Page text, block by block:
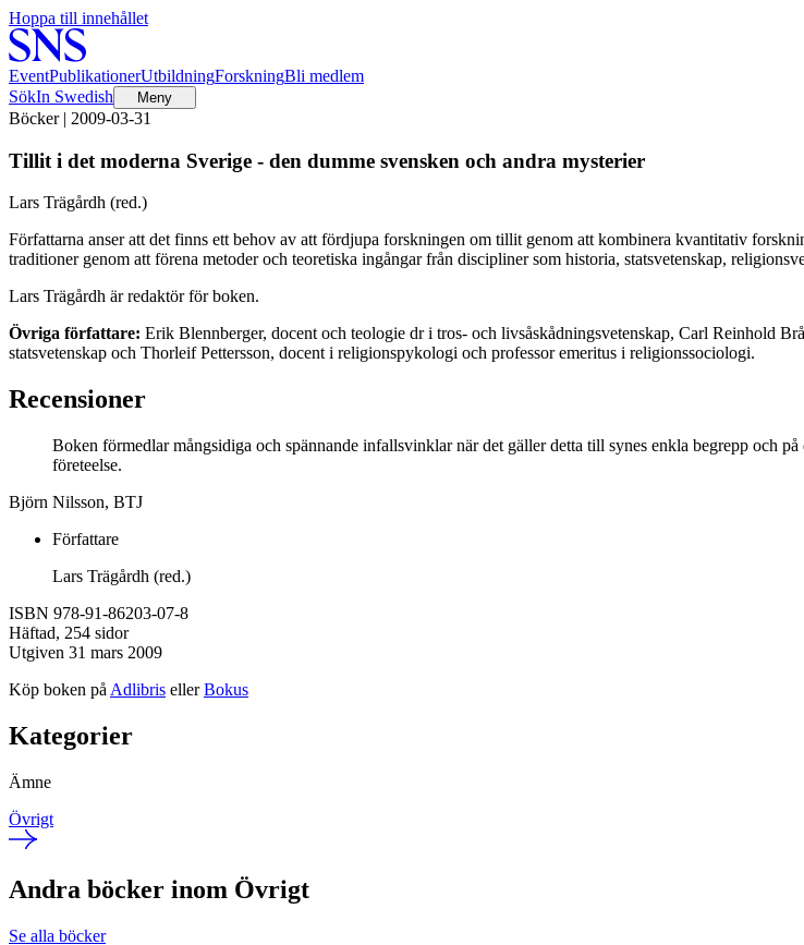
Hoppa till innehållet
EventPublikationerUtbildningForskningBli medlem
SökIn Swedish Meny
Böcker | 2009-03-31
Tillit i det moderna Sverige - den dumme svensken och andra mysterier
Lars Trägårdh (red.)
Författarna anser att det finns ett behov av att fördjupa forskningen om tillit genom att kombinera kvantitativ
traditioner genom att förena metoder och teoretiska ingångar från discipliner som historia, statsvetenskap,
Lars Trägårdh är redaktör för boken.
Övriga författare: Erik Blennberger, docent och teologie dr i tros- och livsåskådningsvetenskap, Carl Reinhold
statsvetenskap och Thorleif Pettersson, docent i religionspykologi och professor emeritus i religionssociologi.
Recensioner
Boken förmedlar mångsidiga och spännande infallsvinklar när det gäller detta till synes enkla begrepp och
företeelse.
Björn Nilsson, BTJ
Författare
Lars Trägårdh (red.)
ISBN 978-91-86203-07-8
Häftad, 254 sidor
Utgiven 31 mars 2009
Köp boken på Adlibris ellerBokus
Kategorier
Ämne
Övrigt
Andra böcker inom Övrigt
Se alla böcker